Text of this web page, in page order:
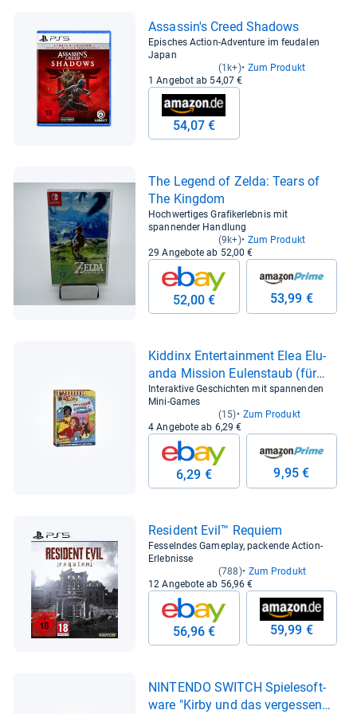
Assas­sin's Creed Sha­dows
Episches Action-Adventure im feudalen
Japan
(1k+) Zum Produkt
1 Angebot ab 54,07 €
54,07 €
The Legend of Zelda: Tears of
The King­dom
Hochwertiges Grafikerlebnis mit
spannender Handlung
(9k+) Zum Produkt
29 Angebote ab 52,00 €
52,00 € 53,99 €
Kid­dinx Enter­tain­ment Elea Elu­
anda Mission Eulen­staub (für
PC)
Interaktive Geschichten mit spannenden
Mini-Games
(15)
Zum Produkt
4 Angebote ab 6,29 €
6,29 € 9,95 €
Resi­dent Evil™ Requiem
Fesselndes Gameplay, packende Action-
Erlebnisse
(788) Zum Produkt
12 Angebote ab 56,96 €
56,96 € 59,99 €
NIN­TENDO SWITCH Spie­le­soft­
ware "Kirby und das ver­ges­sene